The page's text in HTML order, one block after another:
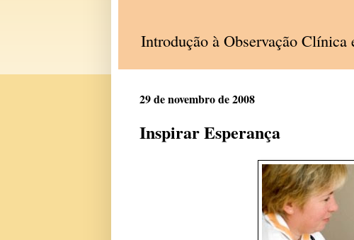
Introdução à Observação Clínica
29 de novembro de 2008
Inspirar Esperança